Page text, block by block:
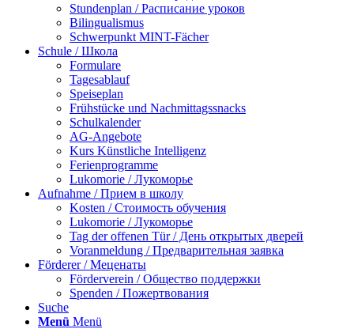
Stundenplan / Расписание уроков
Bilingualismus
Schwerpunkt MINT-Fächer
Schule / Школа
Formulare
Tagesablauf
Speiseplan
Frühstücke und Nachmittagssnacks
Schulkalender
AG-Angebote
Kurs Künstliche Intelligenz
Ferienprogramme
Lukomorie / Лукоморье
Aufnahme / Прием в школу
Kosten / Стоимость обучения
Lukomorie / Лукоморье
Tag der offenen Tür / День открытых дверей
Voranmeldung / Предварительная заявка
Förderer / Меценаты
Förderverein / Общество поддержки
Spenden / Пожертвования
Suche
Menü Menü